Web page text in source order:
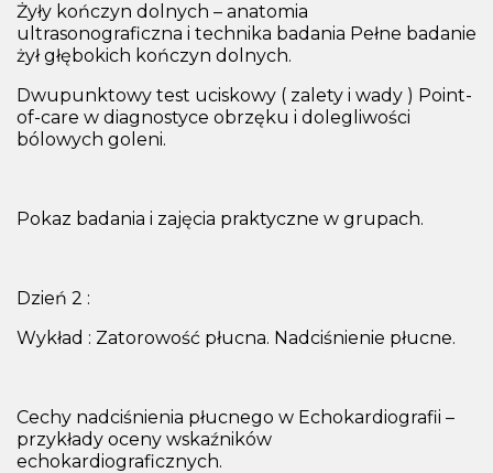
Żyły kończyn dolnych – anatomia
ultrasonograficzna i technika badania Pełne badanie
żył głębokich kończyn dolnych.
Dwupunktowy test uciskowy ( zalety i wady ) Point-
of-care w diagnostyce obrzęku i dolegliwości
bólowych goleni.
Pokaz badania i zajęcia praktyczne w grupach.
Dzień 2 :
Wykład : Zatorowość płucna. Nadciśnienie płucne.
Cechy nadciśnienia płucnego w Echokardiografii –
przykłady oceny wskaźników
echokardiograficznych.